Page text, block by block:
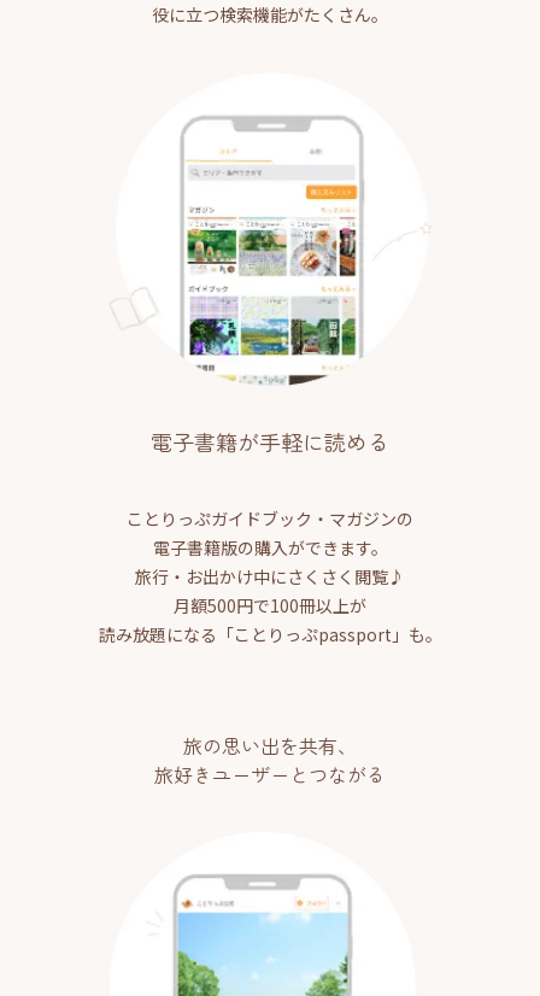
役に立つ検索機能がたくさん。
電子書籍が手軽に読める
ことりっぷガイドブック・マガジンの
電子書籍版の購入ができます。
旅行・お出かけ中にさくさく閲覧♪
月額500円で100冊以上が
読み放題になる「ことりっぷpassport」も。
旅の思い出を共有、
旅好きユーザーとつながる